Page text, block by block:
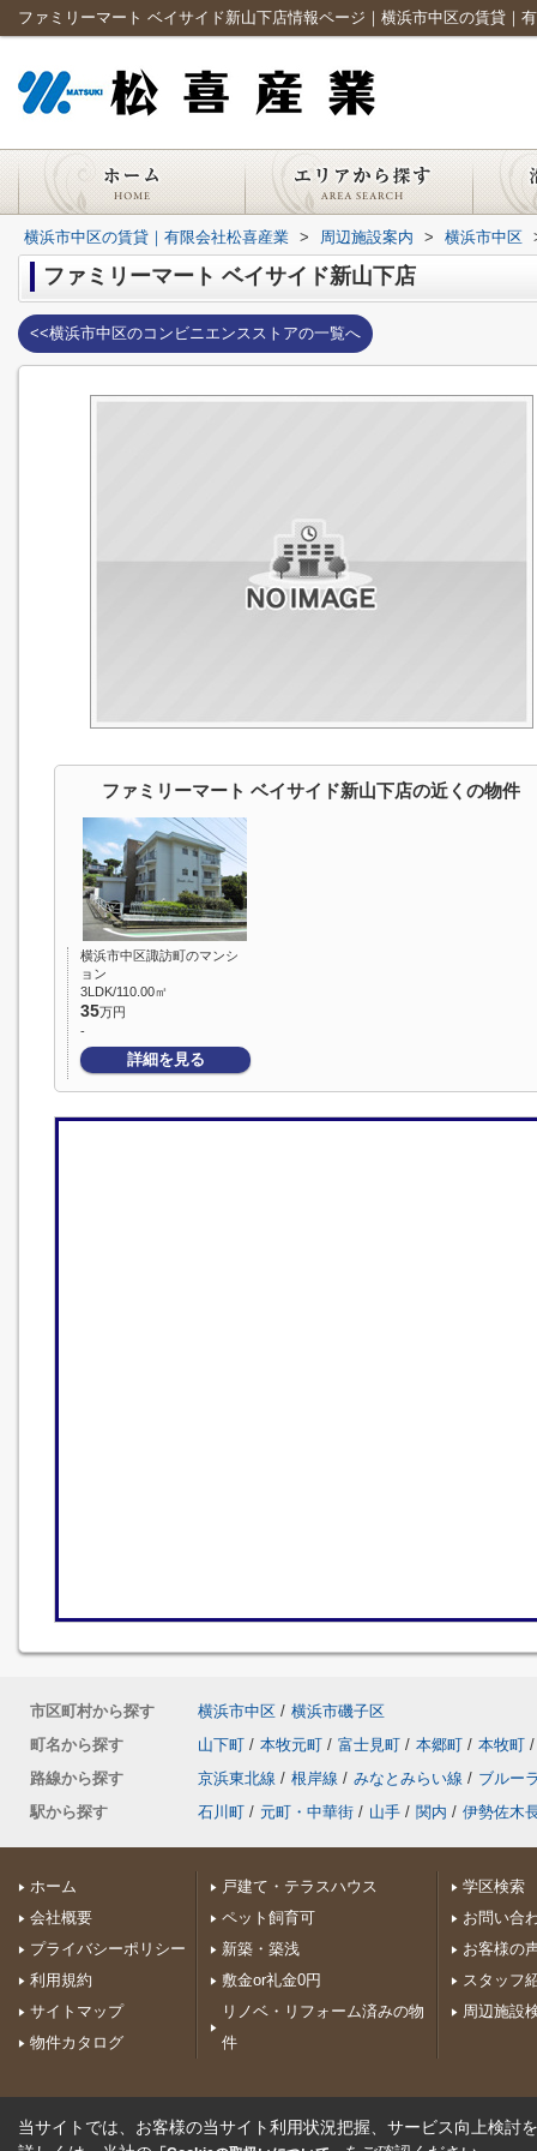
ファミリーマート ベイサイド新山下店情報ページ｜横浜市中区の賃貸｜
横浜市中区の賃貸｜有限会社松喜産業 > 周辺施設案内 > 横浜市中区
ファミリーマート ベイサイド新山下店
<<横浜市中区のコンビニエンスストアの一覧へ
ファミリーマート ベイサイド新山下店の近くの物件
横浜市中区諏訪町のマンシ
ョン
3LDK/110.00㎡
35万円
-
詳細を見る
市区町村から探す 横浜市中区 / 横浜市磯子区
町名から探す
山下町 / 本牧元町 / 富士見町 / 本郷町 / 本牧町 /
路線から探す
京浜東北線 / 根岸線 / みなとみらい線 / ブルー
駅から探す
石川町 / 元町・中華街 / 山手 / 関内 / 伊勢佐木
ホーム
会社概要
プライバシーポリシー
利用規約
サイトマップ
物件カタログ
戸建て・テラスハウス
ペット飼育可
新築・築浅
敷金or礼金0円
リノベ・リフォーム済みの物
件
学区検索
お問い合
お客様の
スタッフ
周辺施設
当サイトでは、お客様の当サイト利用状況把握、サービス向上検討